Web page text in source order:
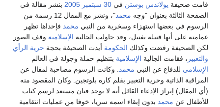
قامت صحيفة يولاندس بوستن في 30 سبتمبر 2005 بنشر مقالة في
الصفحة الثالثة بعنوان "وجه محمد
"، ونشر مع المقال 12 رسمة من
الرسوم في بعضها استهزاء وسخرية من النبي محمد فإحداها تظهر
عمامته على أنها قنبلة بفتيل، وقد حاولت الجالية الإسلامية وقف الصور
لكن الصحيفة رفضت وكذلك الحكومة أيدت الصحيفة بحجة حرية الرأي
والتعبير ، فقامت الجالية الإسلامية بتنظيم حملة وجولة في العالم
الإسلامي للدفاع عن النبي محمد
. وكانت الرسوم مصاحبة لمقال عن
المراقبة الذاتية وحرية التعبير بقلم كاره بلوتجين. وكان المقصود منه
(أي المقال) إبراز الإدعاء القائل أنه لا يوجد فنان مستعد لرسم كتاب
للأطفال عن محمد بدون إبقاء اسمه سريا، خوفا من عمليات انتقامية